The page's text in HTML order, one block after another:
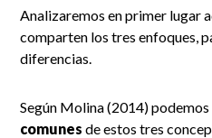
Analizaremos en primer lugar
comparten los tres enfoques,
diferencias.
Según Molina (2014)
comunes de estos tres